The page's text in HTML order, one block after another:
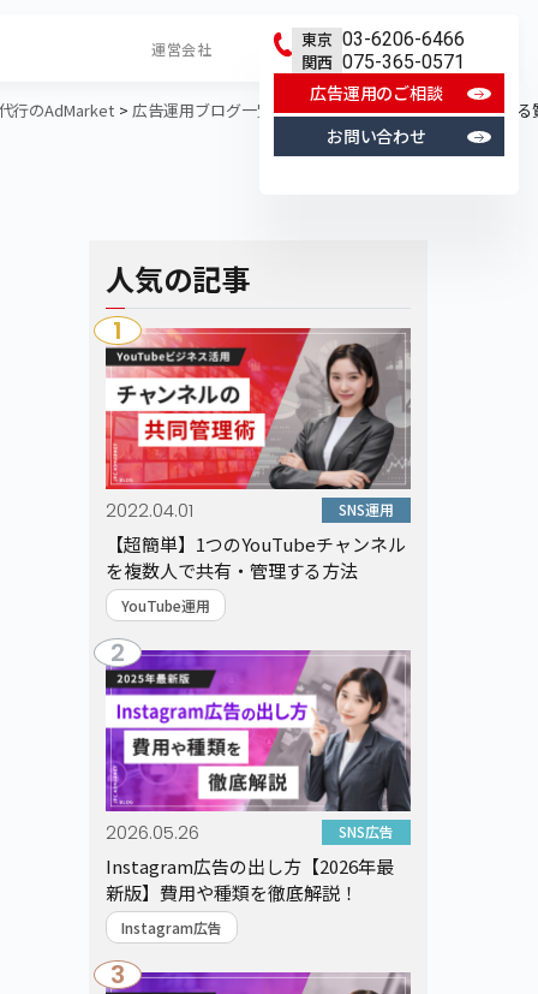
運営会社 東京 03-6206-6466
関西 075-365-0571
広告運用のご相談
お問い合わせ
行のAdMarket 広告運用ブログ一覧 SNS広告 LINE広告 【よくある
人気の記事
2022.04.01 SNS運用
【超簡単】1つのYouTubeチャンネル
を複数人で共有・管理する方法
YouTube運用
1
2026.05.26 SNS広告
Instagram広告の出し方【2026年最
新版】費用や種類を徹底解説！
Instagram広告
2
3